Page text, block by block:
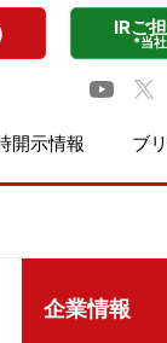
IRご
*当
開示情報 ブ
企業情報